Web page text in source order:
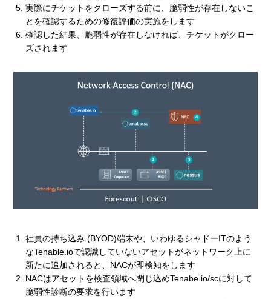
実際にチケットをクローズする前に、脆弱性が存在しないこ
とを確認するための修復評価の実施をします
確認した結果、脆弱性が存在しなければ、チケットがクロー
ズされます
社員の持ち込み (BYOD)端末や、いわゆるシャドーITのよう
なTenable.ioで認識していないアセットがネットワーク上に
新たに追加されると、NACが即検知をします
NACはアセットを検査領域へ閉じ込めTenabe.io/scに対して
脆弱性診断の要求を行います